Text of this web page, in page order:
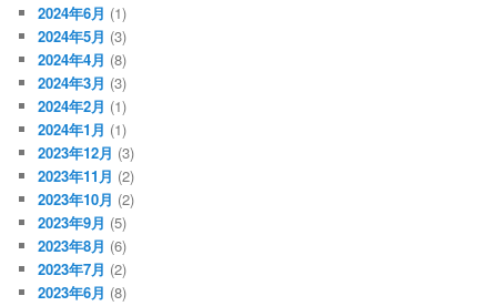
2024年6月 (1)
2024年5月 (3)
2024年4月 (8)
2024年3月 (3)
2024年2月 (1)
2024年1月 (1)
2023年12月 (3)
2023年11月 (2)
2023年10月 (2)
2023年9月 (5)
2023年8月 (6)
2023年7月 (2)
2023年6月 (8)